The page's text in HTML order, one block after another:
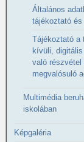
Általános
tájékoztató
Tájékoztató a
kívüli,
való részvétel
megvalósuló
Multimédia
iskolában
Képgaléria